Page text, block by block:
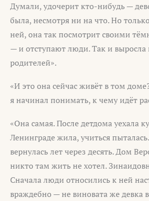
Думали, удочерит кто-нибудь —
была, несмотря ни на что. Но
ней, она так посмотрит своими
— и отступают люди. Так и выросла
родителей».
«И это она сейчас живёт в том
я начинал понимать, к чему идёт
«Она самая. После детдома уехала
Ленинграде жила, учиться
вернулась лет через десять. Дом
никто там жить не хотел.
Сначала люди относились к ней
враждебно — не виновата же девка